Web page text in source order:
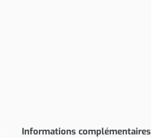
Informations complémentaires